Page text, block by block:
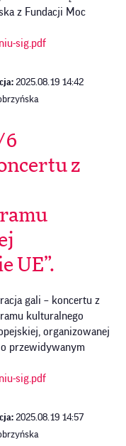
z Fundacji Moc
sig.pdf
2025.08.19 14:42
z
UE”.
gali – koncertu z
kulturalnego
organizowanej
o przewidywanym
sig.pdf
2025.08.19 14:57